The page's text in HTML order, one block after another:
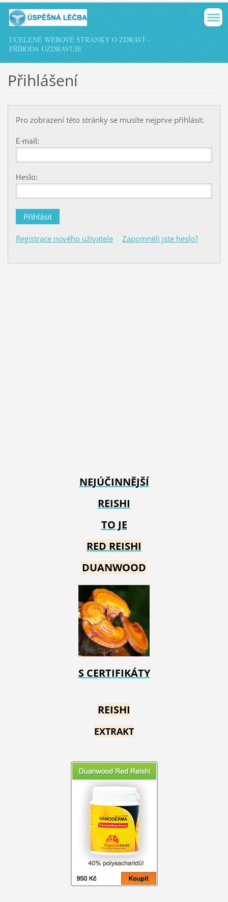
UCELENÉ WEBOVÉ STRÁNKY O ZDRAVÍ -
PŘÍRODA UZDRAVUJE
Přihlášení
Pro zobrazení této stránky se musíte nejprve přihlásit.
E-mail:
Heslo:
Registrace nového uživatele Zapomněli jste heslo?
NEJÚČINNĚJŠÍ
REISHI
TO JE
RED REISHI
DUANWOOD
S CERTIFIKÁTY
REISHI
EXTRAKT